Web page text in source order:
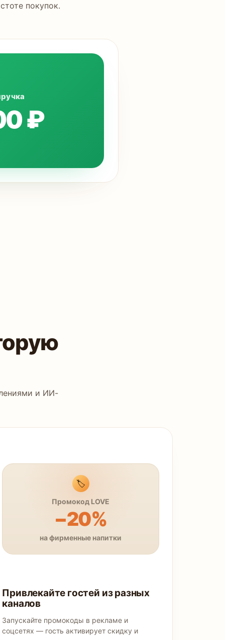
покупок.
₽
и ИИ-
🏷️
Промокод LOVE
−20%
на фирменные напитки
Привлекайте гостей из разных
каналов
Запускайте промокоды в рекламе и
соцсетях — гость активирует скидку и